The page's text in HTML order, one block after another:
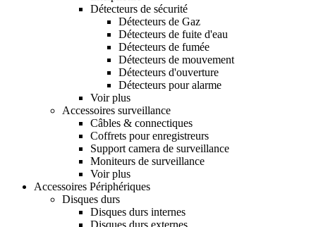
Détecteurs de sécurité
Détecteurs de Gaz
Détecteurs de fuite d'eau
Détecteurs de fumée
Détecteurs de mouvement
Détecteurs d'ouverture
Détecteurs pour alarme
Voir plus
Accessoires surveillance
Câbles & connectiques
Coffrets pour enregistreurs
Support camera de surveillance
Moniteurs de surveillance
Voir plus
Accessoires Périphériques
Disques durs
Disques durs internes
Disques durs externes